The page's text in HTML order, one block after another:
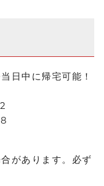
日中に帰宅可能！
があります。必ず